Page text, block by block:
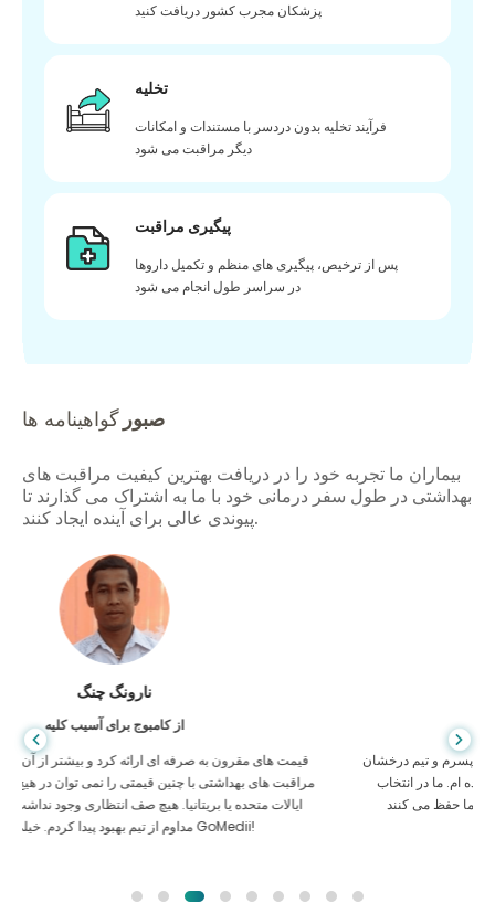
پزشکان مجرب کشور دریافت کنید
تخلیه
فرآیند تخلیه بدون دردسر با مستندات و امکانات
دیگر مراقبت می شود
پیگیری مراقبت
پس از ترخیص، پیگیری های منظم و تکمیل داروها
در سراسر طول انجام می شود
صبور گواهینامه ها
بیماران ما تجربه خود را در دریافت بهترین کیفیت مراقبت های
بهداشتی در طول سفر درمانی خود با ما به اشتراک می گذارند تا
پیوندی عالی برای آینده ایجاد کنند.
از بنگلادش برای گوارش
من از پسرم و تیم درخشان GoMedii که در سفر من از بنگلادش به هند برای
درمان به من کمک کردند تشکر کرده ام. ما در انتخاب GoMedii انتخاب
درستی کردیم. آنها حتی پس از درمان پیوند خوبی با ما حفظ می کنند